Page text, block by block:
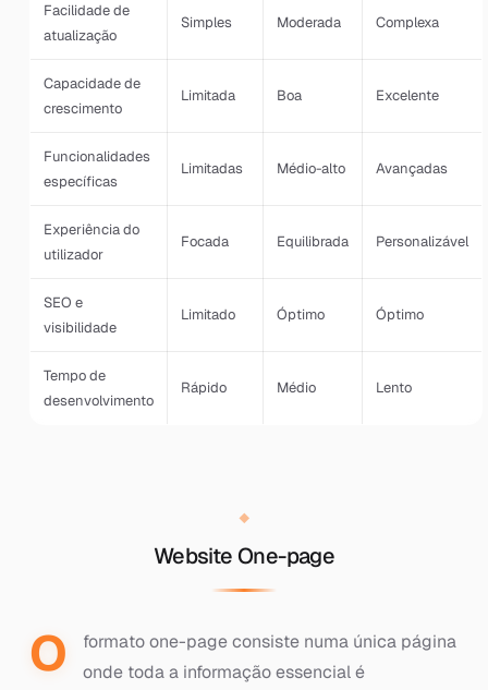
Facilidade de
atualização
Simples Moderada Complexa
Capacidade de
crescimento
Limitada Boa Excelente
Funcionalidades
específicas
Limitadas Médio-alto Avançadas
Experiência do
utilizador
Focada Equilibrada Personalizável
SEO e
visibilidade
Limitado Óptimo Óptimo
Tempo de
desenvolvimento
Rápido Médio Lento
Website One-page
O
formato one-page consiste numa única página
onde toda a informação essencial é